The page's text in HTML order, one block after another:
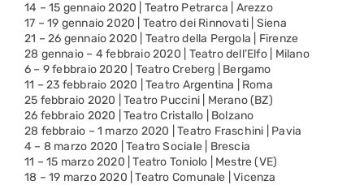
14 – 15 gennaio 2020 | Teatro Petrarca | Arezzo
17 – 19 gennaio 2020 | Teatro dei Rinnovati | Siena
21 – 26 gennaio 2020 | Teatro della Pergola | Firenze
28 gennaio – 4 febbraio 2020 | Teatro dell’Elfo | Milano
6 – 9 febbraio 2020 | Teatro Creberg | Bergamo
11 – 23 febbraio 2020 | Teatro Argentina | Roma
25 febbraio 2020 | Teatro Puccini | Merano (BZ)
26 febbraio 2020 | Teatro Cristallo | Bolzano
28 febbraio – 1 marzo 2020 | Teatro Fraschini | Pavia
4 – 8 marzo 2020 | Teatro Sociale | Brescia
11 – 15 marzo 2020 | Teatro Toniolo | Mestre (VE)
18 – 19 marzo 2020 | Teatro Comunale | Vicenza